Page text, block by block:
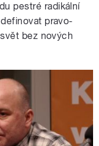
pestré radikální
pravo-
bez nových